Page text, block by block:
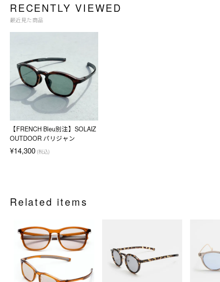
RECENTLY VIEWED
最近見た商品
【FRENCH Bleu別注】SOLAIZ
OUTDOOR パリジャン
¥14,300 (税込)
Related items